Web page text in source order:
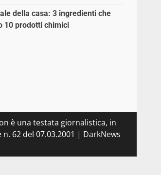
della casa: 3 ingredienti che
10 prodotti chimici
è una testata giornalistica, in
62 del 07.03.2001 | DarkNews